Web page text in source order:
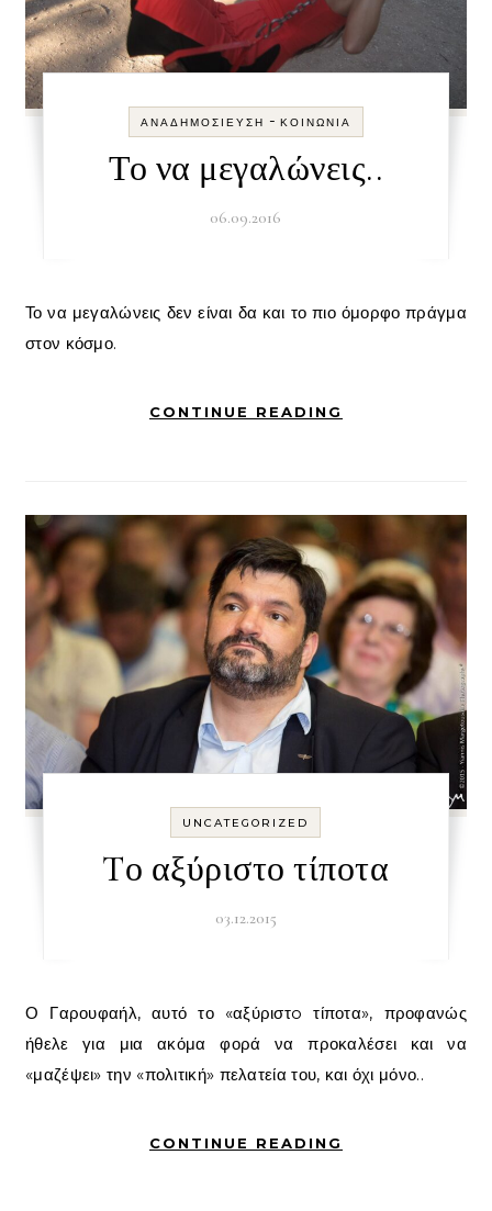
ΑΝΑΔΗΜΟΣΊΕΥΣΗ - ΚΟΙΝΩΝΊΑ
Το να μεγαλώνεις..
06.09.2016
Το να μεγαλώνεις δεν είναι δα και το πιο όμορφο πράγμα
στον κόσμο.
CONTINUE READING
UNCATEGORIZED
Tο αξύριστο τίποτα
03.12.2015
Ο Γαρουφαήλ, αυτό το «αξύριστo τίποτα», προφανώς
ήθελε για μια ακόμα φορά να προκαλέσει και να
«μαζέψει» την «πολιτική» πελατεία του, και όχι μόνο..
CONTINUE READING